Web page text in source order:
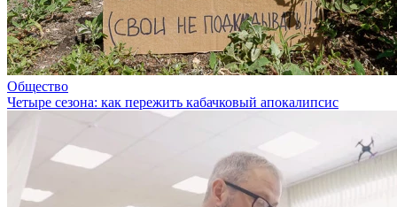
Общество
Четыре сезона: как пережить кабачковый апокалипсис